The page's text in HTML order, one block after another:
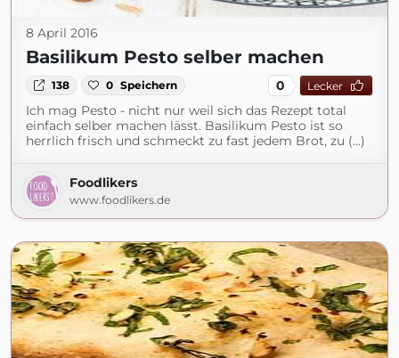
8 April 2016
Basilikum Pesto selber machen
138 0 Speichern 0 Lecker
Ich mag Pesto - nicht nur weil sich das Rezept total
einfach selber machen lässt. Basilikum Pesto ist so
herrlich frisch und schmeckt zu fast jedem Brot, zu (...)
Foodlikers
www.foodlikers.de